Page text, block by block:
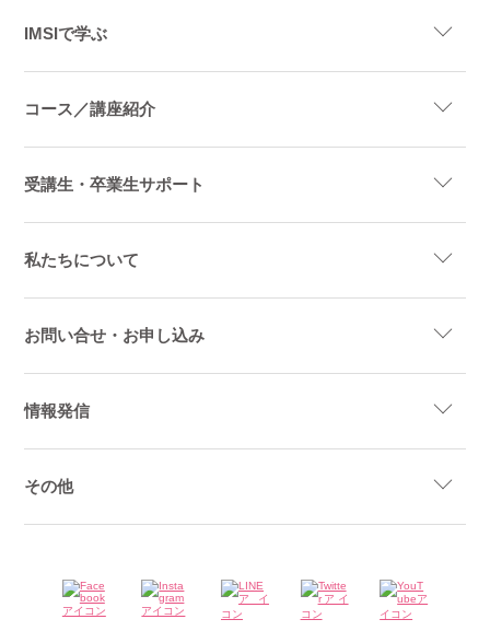
IMSIで学ぶ
コース／講座紹介
受講生・卒業生サポート
私たちについて
お問い合せ・お申し込み
情報発信
その他